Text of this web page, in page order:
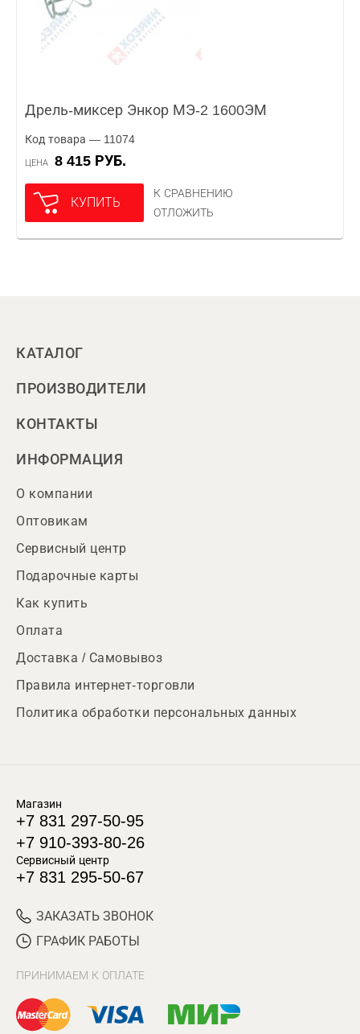
Дрель-миксер Энкор МЭ-2 1600ЭМ
Код товара — 11074
ЦЕНА 8 415 РУБ.
КУПИТЬ
К СРАВНЕНИЮ
ОТЛОЖИТЬ
КАТАЛОГ
ПРОИЗВОДИТЕЛИ
КОНТАКТЫ
ИНФОРМАЦИЯ
О компании
Оптовикам
Сервисный центр
Подарочные карты
Как купить
Оплата
Доставка / Самовывоз
Правила интернет-торговли
Политика обработки персональных данных
Магазин
+7 831 297-50-95
+7 910-393-80-26
Сервисный центр
+7 831 295-50-67
ЗАКАЗАТЬ ЗВОНОК
ГРАФИК РАБОТЫ
ПРИНИМАЕМ К ОПЛАТЕ